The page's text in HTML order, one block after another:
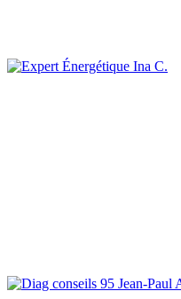
Ina C.
Jean-Paul